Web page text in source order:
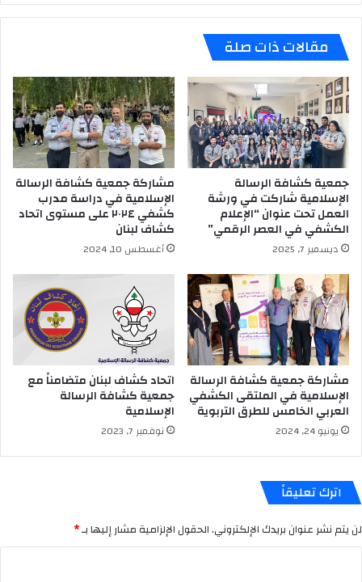
مقالات ذات صلة
جمعية كشافة الرسالة
الإسلامية شاركت في ورشة
العمل تحت عنوان “الإعلام
الكشفي في العصر الرقمي”
ديسمبر 7, 2025
مشاركة جمعية كشافة الرسالة
الإسلامية في دراسة مدرب
كشفي ٢٠٢٤ على مستوى اتحاد
كشاف لبنان
أغسطس 10, 2024
مشاركة جمعية كشافة الرسالة
الإسلامية في الملتقى الكشفي
العربي الخامس للطرق التربوية
يونيو 24, 2024
اتحاد كشاف لبنان متضامناً مع
جمعية كشافة الرسالة
الإسلامية
نوفمبر 7, 2023
اترك تعليقاً
لن يتم نشر عنوان بريدك الإلكتروني.الحقول الإلزامية مشار إليها بـ*